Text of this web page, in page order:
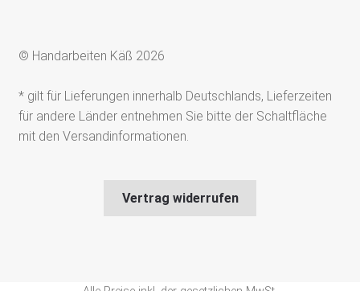
© Handarbeiten Käß 2026
* gilt für Lieferungen innerhalb Deutschlands, Lieferzeiten
für andere Länder entnehmen Sie bitte der Schaltfläche
mit den Versandinformationen.
Vertrag widerrufen